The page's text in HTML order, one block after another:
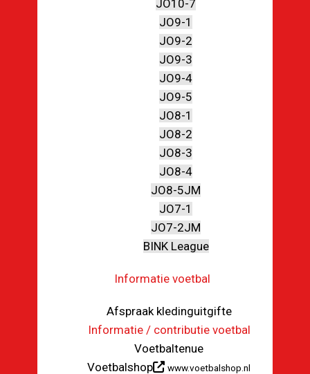
JO10-7
JO9-1
JO9-2
JO9-3
JO9-4
JO9-5
JO8-1
JO8-2
JO8-3
JO8-4
JO8-5JM
JO7-1
JO7-2JM
BINK League
Informatie voetbal
Afspraak kledinguitgifte
Informatie / contributie voetbal
Voetbaltenue
Voetbalshop
www.voetbalshop.nl